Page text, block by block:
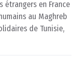
en France
au Maghreb
de Tunisie,